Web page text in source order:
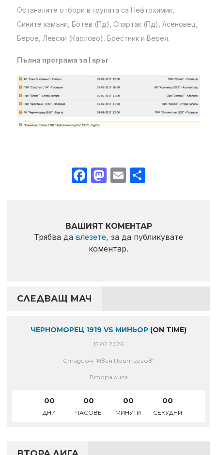
Останалите отбори в групата са Нефтохимик,
Сините камъни, Ботев (Пд), Спартак (Пд), Асеновец,
Берое, Левски (Карлово), Брестник и Верея.
Пълна програма за I кръг
Facebook
Mastodon
Email
ВАШИЯТ КОМЕНТАР
Трябва да влезете, за да публикувате
коментар.
СЛЕДВАЩ МАЧ
ЧЕРНОМОРЕЦ 1919 VS МИНЬОР (ON TIME)
15.02.2026
Стадион "Иван Притъргов"
Втора лига
00
ДНИ
00
ЧАСОВЕ
00
МИНУТИ
00
СЕКУДНИ